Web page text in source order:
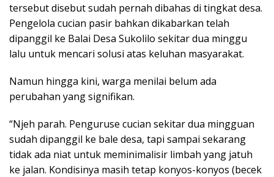
tersebut disebut sudah pernah dibahas di tingkat desa.
Pengelola cucian pasir bahkan dikabarkan telah
dipanggil ke Balai Desa Sukolilo sekitar dua minggu
lalu untuk mencari solusi atas keluhan masyarakat.
Namun hingga kini, warga menilai belum ada
perubahan yang signifikan.
“Njeh parah. Penguruse cucian sekitar dua mingguan
sudah dipanggil ke bale desa, tapi sampai sekarang
tidak ada niat untuk meminimalisir limbah yang jatuh
ke jalan. Kondisinya masih tetap konyos-konyos (becek